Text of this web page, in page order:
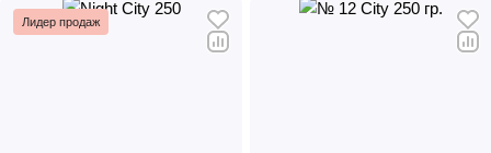
Лидер продаж